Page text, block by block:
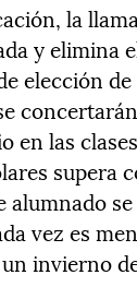
la
y elimina
elección
en las
supera
vez es
invierno